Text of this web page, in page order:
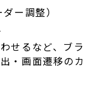
ー調整）
せるなど、ブラ
・画面遷移のカ